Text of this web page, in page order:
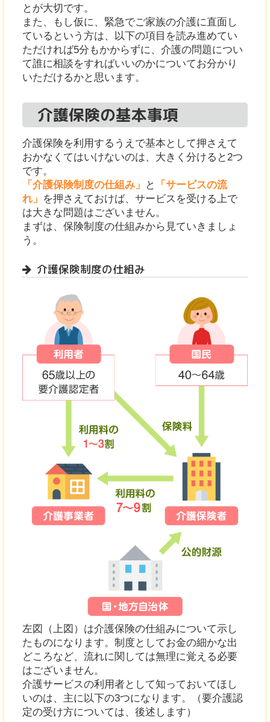
とが大切です。
また、もし仮に、緊急でご家族の介護に直面し
ているという方は、以下の項目を読み進めてい
ただければ5分もかからずに、介護の問題につい
て誰に相談をすればいいのかについてお分かり
いただけるかと思います。
介護保険の基本事項
介護保険を利用するうえで基本として押さえて
おかなくてはいけないのは、大きく分けると2つ
です。
「介護保険制度の仕組み」
と
「サービスの流
れ」 を押さえておけば、サービスを受ける上で
は大きな問題はございません。
まずは、保険制度の仕組みから見ていきましょ
う。
介護保険制度の仕組み
左図（上図）は介護保険の仕組みについて示し
たものになります。制度としてお金の細かな出
どころなど、流れに関しては無理に覚える必要
はございません。
介護サービスの利用者として知っておいてほし
いのは、主に以下の3つになります。（要介護認
定の受け方については、後述します）